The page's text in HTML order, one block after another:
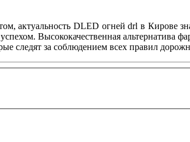
актуальность DLED огней drl в Кирове
Высококачественная альтернатива
следят за соблюдением всех правил